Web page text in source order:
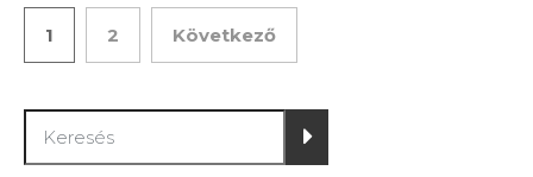
1 2 Következő